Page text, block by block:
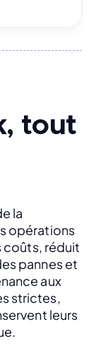
tout
la
opérations
coûts, réduit
pannes et
aux
strictes,
leurs